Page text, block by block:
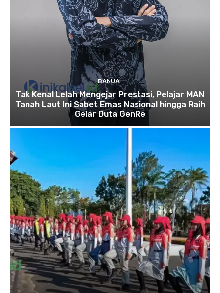
BANUA
Tak Kenal Lelah Mengejar Prestasi, Pelajar MAN
Tanah Laut Ini Sabet Emas Nasional hingga Raih
Gelar Duta GenRe